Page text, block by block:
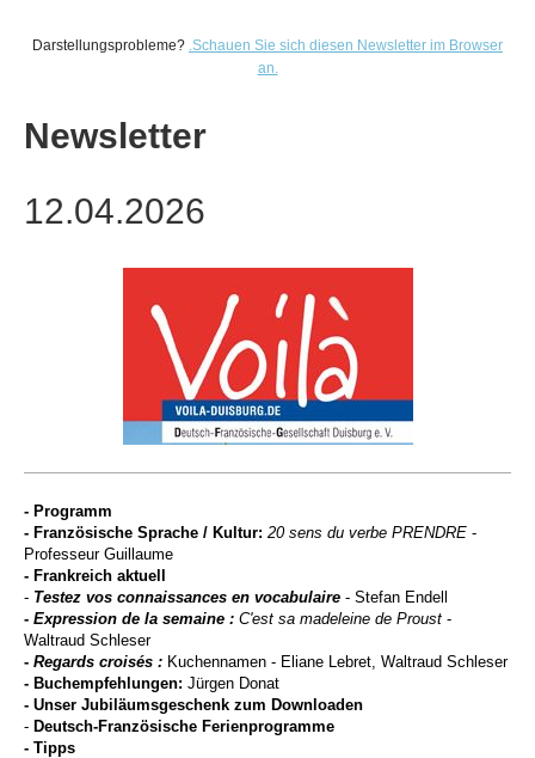
Darstellungsprobleme? .Schauen Sie sich diesen Newsletter im Browser
an.
Newsletter
12.04.2026
- Programm
- Französische Sprache / Kultur: 20 sens du verbe PRENDRE -
Professeur Guillaume
- Frankreich aktuell
- Testez vos connaissances en vocabulaire - Stefan Endell
- Expression de la semaine : C'est sa madeleine de Proust -
Waltraud Schleser
- Regards croisés : Kuchennamen - Eliane Lebret, Waltraud Schleser
- Buchempfehlungen: Jürgen Donat
- Unser Jubiläumsgeschenk zum Downloaden
- Deutsch-Französische Ferienprogramme
- Tipps